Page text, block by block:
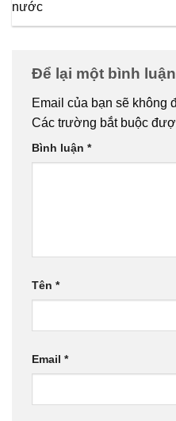
nước
Để lại một bình luận
Email của bạn sẽ không
Các trường bắt buộc
Bình luận *
Tên *
Email *